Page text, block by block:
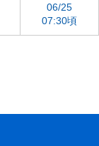
06/25
07:30頃